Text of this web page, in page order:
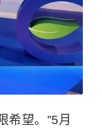
希望。”5月